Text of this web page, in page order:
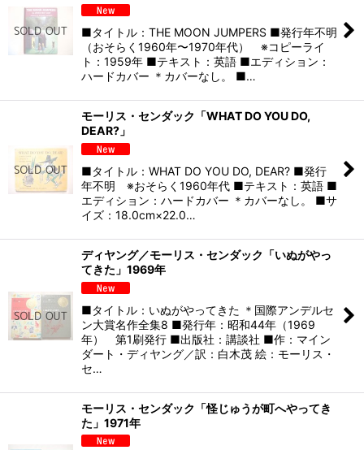
■タイトル：THE MOON JUMPERS ■発行年不明
（おそらく1960年〜1970年代） ※コピーライ
ト：1959年 ■テキスト：英語 ■エディション：
ハードカバー ＊カバーなし。 ■…
モーリス・センダック「WHAT DO YOU DO,
DEAR?」
■タイトル：WHAT DO YOU DO, DEAR? ■発行
年不明 ※おそらく1960年代 ■テキスト：英語 ■
エディション：ハードカバー ＊カバーなし。 ■サ
イズ：18.0cm×22.0…
ディヤング／モーリス・センダック「いぬがやっ
てきた」1969年
■タイトル：いぬがやってきた ＊国際アンデルセ
ン大賞名作全集8 ■発行年：昭和44年（1969
年） 第1刷発行 ■出版社：講談社 ■作：マイン
ダート・ディヤング／訳：白木茂 絵：モーリス・
セ…
モーリス・センダック「怪じゅうが町へやってき
た」1971年